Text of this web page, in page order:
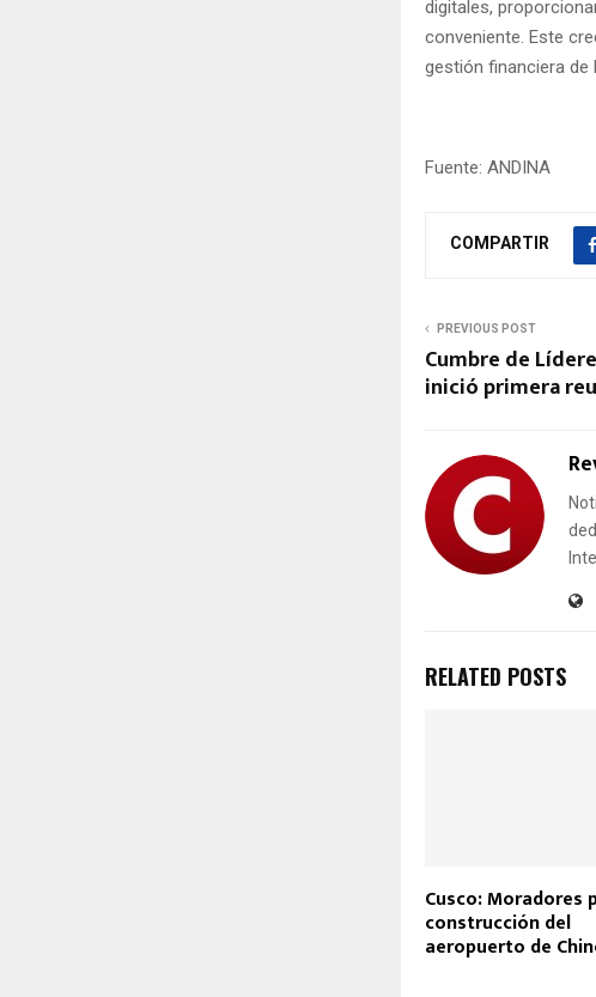
digitales,
conveniente. Este
gestión financiera de
Fuente: ANDINA
COMPARTIR
PREVIOUS POST
Cumbre de
inició primera
RELATED POSTS
Cusco: Moradores
construcción del
aeropuerto de